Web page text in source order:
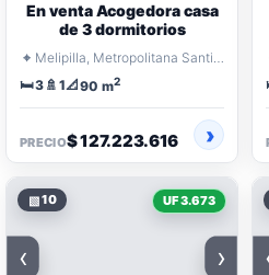
En venta Acogedora casa
de 3 dormitorios
⌖
Melipilla, Metropolitana Santiago
🛏️3 🚿 1📐90 m2
PRECIO$ 127.223.616
▧10 UF 3.673
‹ ›